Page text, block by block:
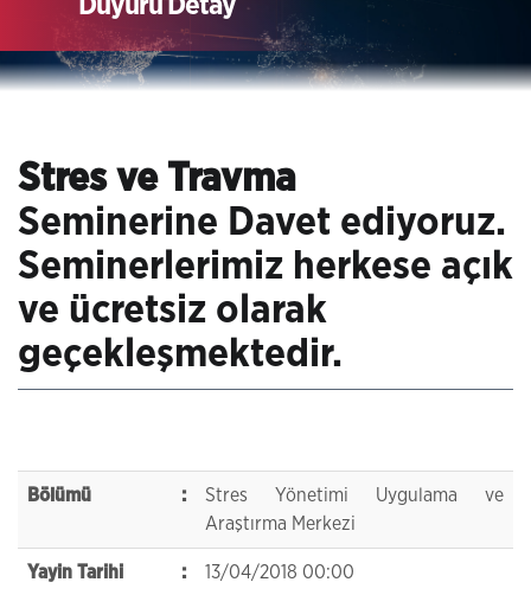
Duyuru Detay
Stres ve Travma
Seminerine Davet ediyoruz.
Seminerlerimiz herkese açık
ve ücretsiz olarak
geçekleşmektedir.
Bölümü :
Stres Yönetimi Uygulama ve
Araştırma Merkezi
Yayin Tarihi : 13/04/2018 00:00